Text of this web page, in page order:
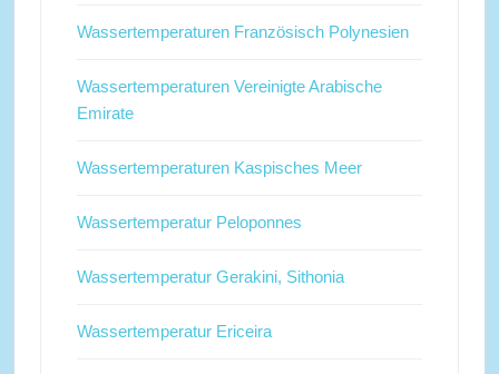
Wassertemperaturen Französisch Polynesien
Wassertemperaturen Vereinigte Arabische
Emirate
Wassertemperaturen Kaspisches Meer
Wassertemperatur Peloponnes
Wassertemperatur Gerakini, Sithonia
Wassertemperatur Ericeira